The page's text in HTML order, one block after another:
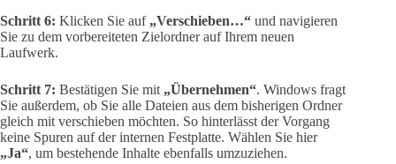
Schritt 6: Klicken Sie auf „Verschieben…“ und navigieren
Sie zu dem vorbereiteten Zielordner auf Ihrem neuen
Laufwerk.
Schritt 7: Bestätigen Sie mit „Übernehmen“. Windows fragt
Sie außerdem, ob Sie alle Dateien aus dem bisherigen Ordner
gleich mit verschieben möchten. So hinterlässt der Vorgang
keine Spuren auf der internen Festplatte. Wählen Sie hier
„Ja“, um bestehende Inhalte ebenfalls umzuziehen.